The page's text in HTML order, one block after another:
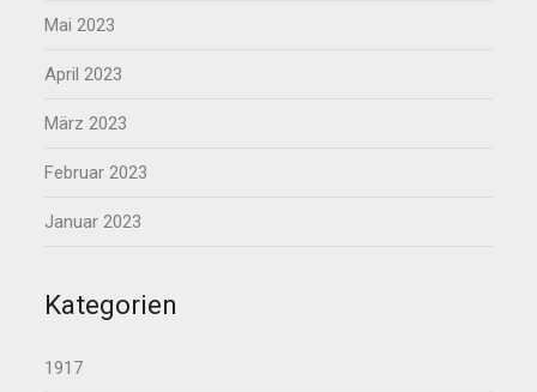
Mai 2023
April 2023
März 2023
Februar 2023
Januar 2023
Kategorien
1917